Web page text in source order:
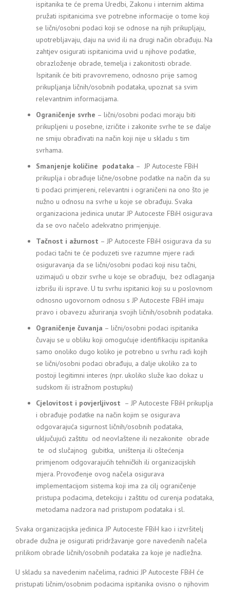
ispitanika te će prema Uredbi, Zakonu i internim aktima
pružati ispitanicima sve potrebne informacije o tome koji
se lični/osobni podaci koji se odnose na njih prikupljaju,
upotrebljavaju, daju na uvid ili na drugi način obrađuju. Na
zahtjev osigurati ispitanicima uvid u njihove podatke,
obrazloženje obrade, temelja i zakonitosti obrade.
Ispitanik će biti pravovremeno, odnosno prije samog
prikupljanja ličnih/osobnih podataka, upoznat sa svim
relevantnim informacijama.
Ograničenje svrhe – lični/osobni podaci moraju biti
prikupljeni u posebne, izričite i zakonite svrhe te se dalje
ne smiju obrađivati na način koji nije u skladu s tim
svrhama.
Smanjenje količine podataka – JP Autoceste FBiH
prikuplja i obrađuje lične/osobne podatke na način da su
ti podaci primjereni, relevantni i ograničeni na ono što je
nužno u odnosu na svrhe u koje se obrađuju. Svaka
organizaciona jedinica unutar JP Autoceste FBiH osigurava
da se ovo načelo adekvatno primjenjuje.
Tačnost i ažurnost – JP Autoceste FBiH osigurava da su
podaci tačni te će poduzeti sve razumne mjere radi
osiguravanja da se lični/osobni podaci koji nisu tačni,
uzimajući u obzir svrhe u koje se obrađuju, bez odlaganja
izbrišu ili isprave. U tu svrhu ispitanici koji su u poslovnom
odnosno ugovornom odnosu s JP Autoceste FBiH imaju
pravo i obavezu ažuriranja svojih ličnih/osobnih podataka.
Ograničenje čuvanja – lični/osobni podaci ispitanika
čuvaju se u obliku koji omogućuje identifikaciju ispitanika
samo onoliko dugo koliko je potrebno u svrhu radi kojih
se lični/osobni podaci obrađuju, a dalje ukoliko za to
postoji legitimni interes (npr. ukoliko služe kao dokaz u
sudskom ili istražnom postupku)
Cjelovitost i povjerljivost – JP Autoceste FBiH prikuplja
i obrađuje podatke na način kojim se osigurava
odgovarajuća sigurnost ličnih/osobnih podataka,
uključujući zaštitu od neovlaštene ili nezakonite obrade
te od slučajnog gubitka, uništenja ili oštećenja
primjenom odgovarajućih tehničkih ili organizacijskih
mjera. Provođenje ovog načela osigurava
implementacijom sistema koji ima za cilj ograničenje
pristupa podacima, detekciju i zaštitu od curenja podataka,
metodama nadzora nad pristupom podataka i sl.
Svaka organizacijska jedinica JP Autoceste FBiH kao i izvršitelj
obrade dužna je osigurati pridržavanje gore navedenih načela
prilikom obrade ličnih/osobnih podataka za koje je nadležna.
U skladu sa navedenim načelima, radnici JP Autoceste FBiH će
pristupati ličnim/osobnim podacima ispitanika ovisno o njihovim